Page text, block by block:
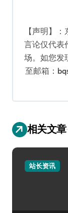
【声明】
言论仅代表
场。如您发
至邮箱：
相关文章
站长资讯